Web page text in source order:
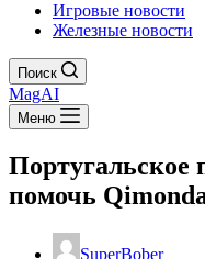
Игровые новости
Железные новости
Поиск
MagAI
Меню
Португальское
помочь
SuperBober